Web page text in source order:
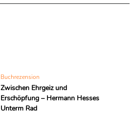
Buchrezension
Zwischen Ehrgeiz und
Erschöpfung – Hermann Hesses
Unterm Rad